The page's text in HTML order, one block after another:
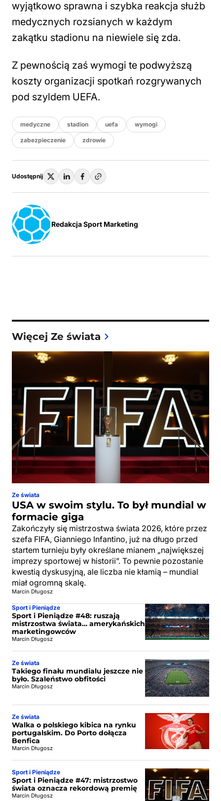
wyjątkowo sprawna i szybka reakcja służb
medycznych rozsianych w każdym
zakątku stadionu na niewiele się zda.
Z pewnością zaś wymogi te podwyższą
koszty organizacji spotkań rozgrywanych
pod szyldem UEFA.
medyczne stadion uefa wymogi
zabezpieczenie zdrowie
Udostępnij
Redakcja Sport Marketing
Więcej Ze świata
Ze świata
USA w swoim stylu. To był mundial w
formacie giga
Zakończyły się mistrzostwa świata 2026, które przez
szefa FIFA, Gianniego Infantino, już na długo przed
startem turnieju były określane mianem „największej
imprezy sportowej w historii”. To pewnie pozostanie
kwestią dyskusyjną, ale liczba nie kłamią – mundial
miał ogromną skalę.
Marcin Długosz
Sport i Pieniądze
Sport i Pieniądze #48: ruszają
mistrzostwa świata… amerykańskich
marketingowców
Marcin Długosz
Ze świata
Takiego finału mundialu jeszcze nie
było. Szaleństwo obfitości
Marcin Długosz
Ze świata
Walka o polskiego kibica na rynku
portugalskim. Do Porto dołącza
Benfica
Marcin Długosz
Sport i Pieniądze
Sport i Pieniądze #47: mistrzostwo
świata oznacza rekordową premię
Marcin Długosz